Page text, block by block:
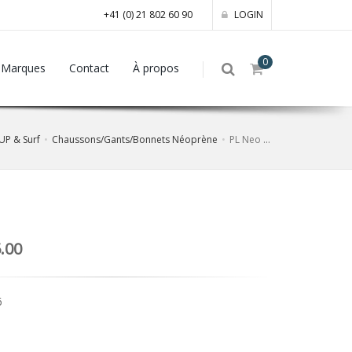
+41 (0) 21 802 60 90 LOGIN
0
Marques Contact À propos
& Surf Chaussons/Gants/Bonnets Néoprène PL Neo Beanie PG